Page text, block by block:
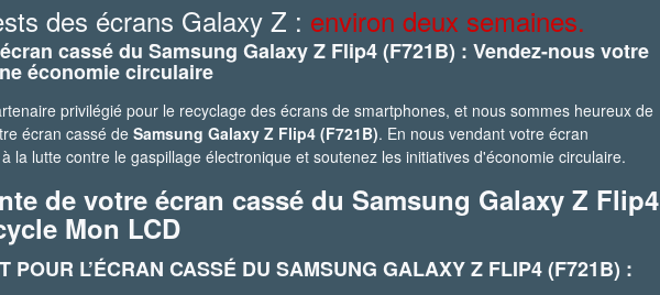
des écrans Galaxy Z : environ deux semaines.
cassé du Samsung Galaxy Z Flip4 (F721B) : Vendez-nous votre
économie circulaire
privilégié pour le recyclage des écrans de smartphones, et nous sommes heureux de
écran cassé de Samsung Galaxy Z Flip4 (F721B). En nous vendant votre écran
la lutte contre le gaspillage électronique et soutenez les initiatives d'économie circulaire.
de votre écran cassé du Samsung Galaxy Z Flip4
Mon LCD
POUR L’ÉCRAN CASSÉ DU SAMSUNG GALAXY Z FLIP4 (F721B) :